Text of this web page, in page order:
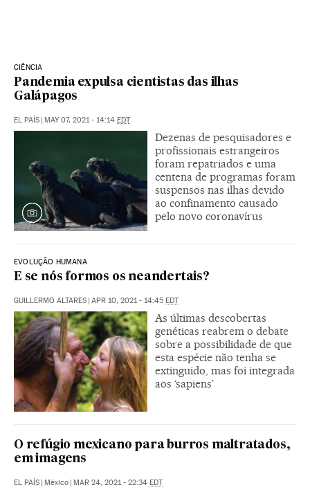
CIÊNCIA
Pandemia expulsa cientistas das ilhas
Galápagos
EL PAÍS | MAY 07, 2021 - 14:14 EDT
Dezenas de pesquisadores e
profissionais estrangeiros
foram repatriados e uma
centena de programas foram
suspensos nas ilhas devido
ao confinamento causado
pelo novo coronavírus
EVOLUÇÃO HUMANA
E se nós formos os neandertais?
GUILLERMO ALTARES | APR 10, 2021 - 14:45 EDT
As últimas descobertas
genéticas reabrem o debate
sobre a possibilidade de que
esta espécie não tenha se
extinguido, mas foi integrada
aos ‘sapiens’
O refúgio mexicano para burros maltratados,
em imagens
EL PAÍS | México | MAR 24, 2021 - 22:34 EDT